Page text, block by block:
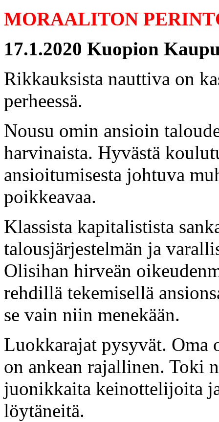
MORAALITON
17.1.2020 Kuopion
Rikkauksista nauttiva on
perheessä.
Nousu omin ansioin
harvinaista. Hyvästä
ansioitumisesta johtuva
poikkeavaa.
Klassista kapitalistista
talousjärjestelmän ja
Olisihan hirveän
rehdillä tekemisellä
se vain niin menekään.
Luokkarajat pysyvät. Oma
on ankean rajallinen. Toki
juonikkaita keinottelijoita
löytäneitä.